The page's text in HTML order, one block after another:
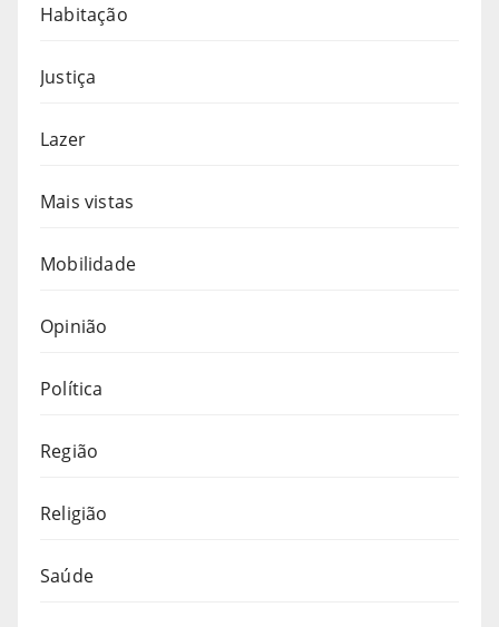
Habitação
Justiça
Lazer
Mais vistas
Mobilidade
Opinião
Política
Região
Religião
Saúde